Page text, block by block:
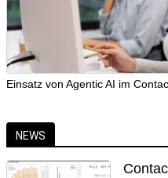
Einsatz von Agentic AI im
NEWS